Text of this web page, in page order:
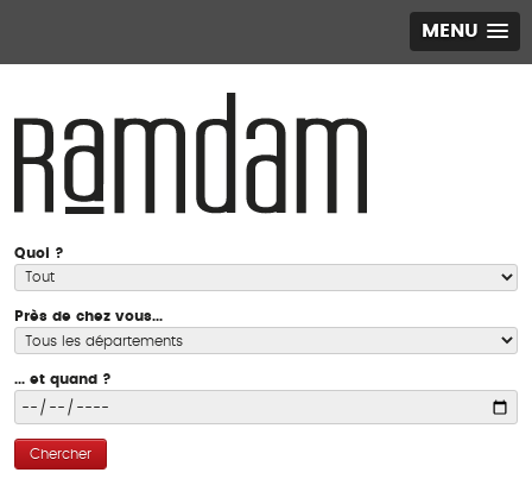
MENU
Quoi ?
Près de chez vous...
... et quand ?
Chercher